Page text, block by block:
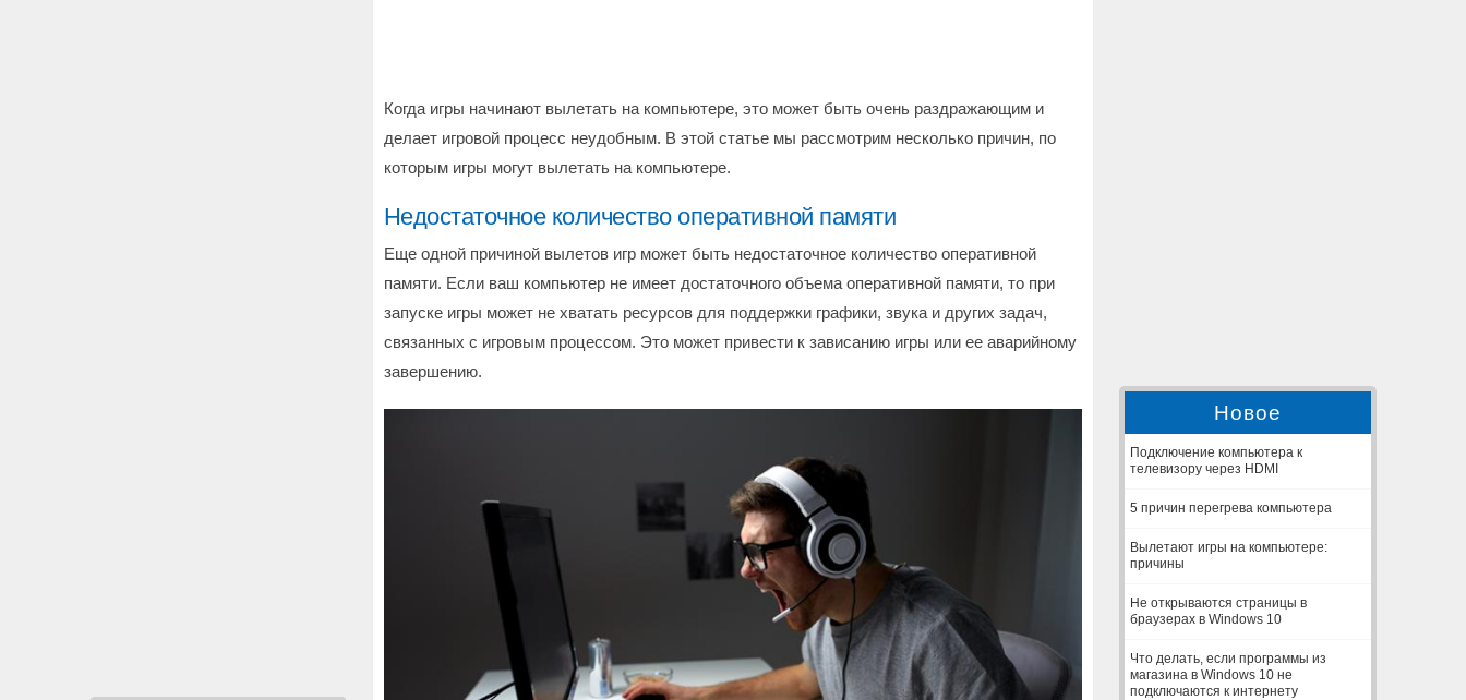
Когда игры начинают вылетать на компьютере, это может быть очень раздражающим и
делает игровой процесс неудобным. В этой статье мы рассмотрим несколько причин, по
которым игры могут вылетать на компьютере.
Недостаточное количество оперативной памяти
Еще одной причиной вылетов игр может быть недостаточное количество оперативной
памяти. Если ваш компьютер не имеет достаточного объема оперативной памяти, то при
запуске игры может не хватать ресурсов для поддержки графики, звука и других задач,
связанных с игровым процессом. Это может привести к зависанию игры или ее аварийному
завершению.
Новое
Подключение компьютера к
телевизору через HDMI
5 причин перегрева компьютера
Вылетают игры на компьютере:
причины
Не открываются страницы в
браузерах в Windows 10
Что делать, если программы из
магазина в Windows 10 не
подключаются к интернету